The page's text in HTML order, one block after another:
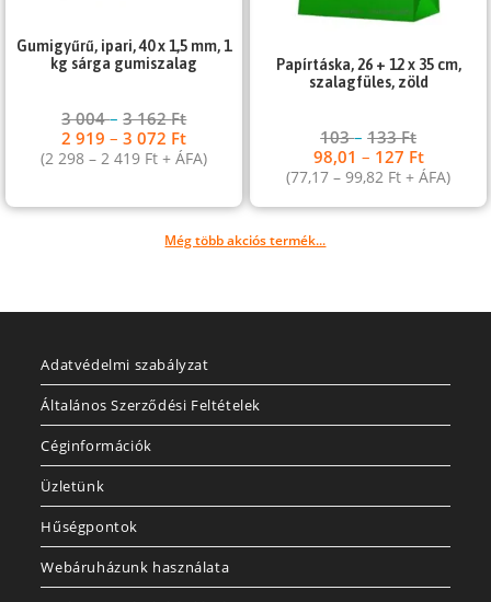
Gumigyűrű, ipari, 40 x 1,5 mm, 1
kg sárga gumiszalag
3 004–3 162Ft
2 919–3 072 Ft
(2 298–2 419 Ft + ÁFA)
Papírtáska, 26 + 12 x 35 cm,
szalagfüles, zöld
103–133Ft
98,01 – 127 Ft
(77,17–99,82 Ft + ÁFA)
Még több akciós termék...
Adatvédelmi szabályzat
Általános Szerződési Feltételek
Céginformációk
Üzletünk
Hűségpontok
Webáruházunk használata